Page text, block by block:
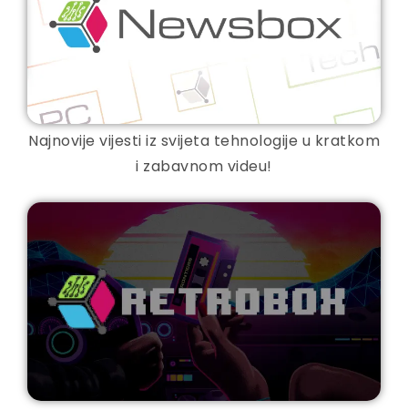
Najnovije vijesti iz svijeta tehnologije u kratkom
i zabavnom videu!